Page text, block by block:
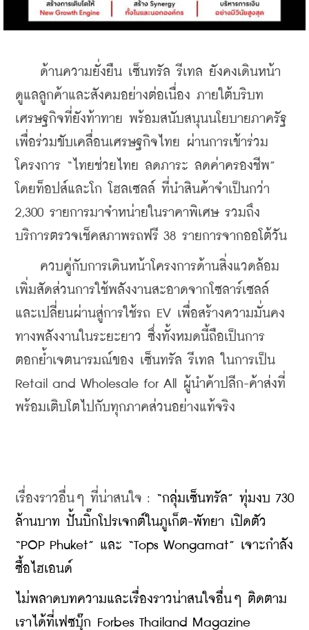
ด้านความยั่งยืน เซ็นทรัล รีเทล ยังคงเดินหน้า
ดูแลลูกค้าและสังคมอย่างต่อเนื่อง ภายใต้บริบท
เศรษฐกิจที่ยังท้าทาย พร้อมสนับสนุนนโยบายภาครัฐ
เพื่อร่วมขับเคลื่อนเศรษฐกิจไทย ผ่านการเข้าร่วม
โครงการ “ไทยช่วยไทย ลดภาระ ลดค่าครองชีพ”
โดยท็อปส์และโก โฮลเซลล์ ที่นำสินค้าจำเป็นกว่า
2,300 รายการมาจำหน่ายในราคาพิเศษ รวมถึง
บริการตรวจเช็คสภาพรถฟรี 38 รายการจากออโต้วัน
ควบคู่กับการเดินหน้าโครงการด้านสิ่งแวดล้อม
เพิ่มสัดส่วนการใช้พลังงานสะอาดจากโซลาร์เซลล์
และเปลี่ยนผ่านสู่การใช้รถ EV เพื่อสร้างความมั่นคง
ทางพลังงานในระยะยาว ซึ่งทั้งหมดนี้ถือเป็นการ
ตอกย้ำเจตนารมณ์ของ เซ็นทรัล รีเทล ในการเป็น
Retail and Wholesale for All ผู้นำค้าปลีก-ค้าส่งที่
พร้อมเติบโตไปกับทุกภาคส่วนอย่างแท้จริง
เรื่องราวอื่นๆ ที่น่าสนใจ : “กลุ่มเซ็นทรัล” ทุ่มงบ 730
ล้านบาท ปั้นบิ๊กโปรเจกต์ในภูเก็ต-พัทยา เปิดตัว
“POP Phuket” และ “Tops Wongamat” เจาะกำลัง
ซื้อไฮเอนด์
ไม่พลาดบทความและเรื่องราวน่าสนใจอื่นๆ ติดตาม
เราได้ที่เฟซบุ๊ก Forbes Thailand Magazine